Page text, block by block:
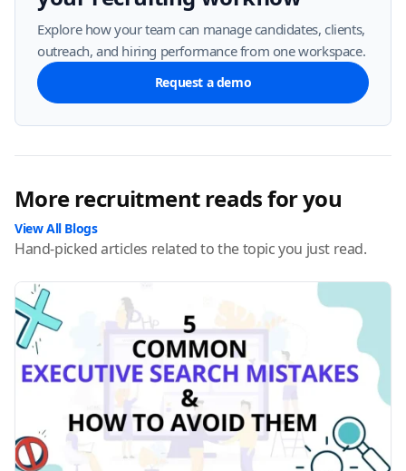
Explore how your team can manage candidates, clients,
outreach, and hiring performance from one workspace.
Request a demo
More recruitment reads for you
View All Blogs
Hand-picked articles related to the topic you just read.